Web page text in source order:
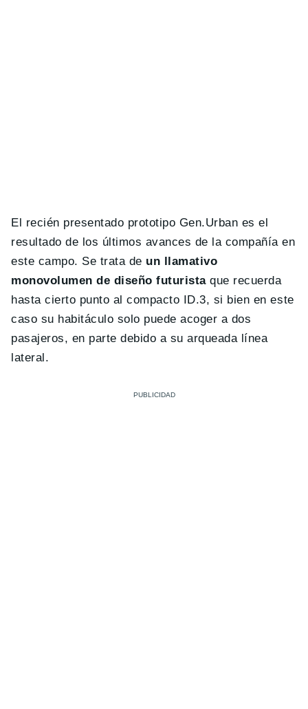
El recién presentado prototipo Gen.Urban es el
resultado de los últimos avances de la compañía en
este campo. Se trata de un llamativo
monovolumen de diseño futuristaque recuerda
hasta cierto punto al compacto ID.3, si bien en este
caso su habitáculo solo puede acoger a dos
pasajeros, en parte debido a su arqueada línea
lateral.